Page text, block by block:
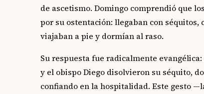
de ascetismo. Domingo comprendió que
por su ostentación: llegaban con
viajaban a pie y dormían al raso.
Su respuesta fue radicalmente
y el obispo Diego disolvieron su séquito,
confiando en la hospitalidad. Este gesto